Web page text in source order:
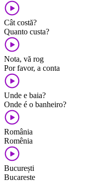
Cât costă?
Quanto custa?
Nota, vă rog
Por favor, a conta
Unde e baia?
Onde é o banheiro?
România
Romênia
București
Bucareste